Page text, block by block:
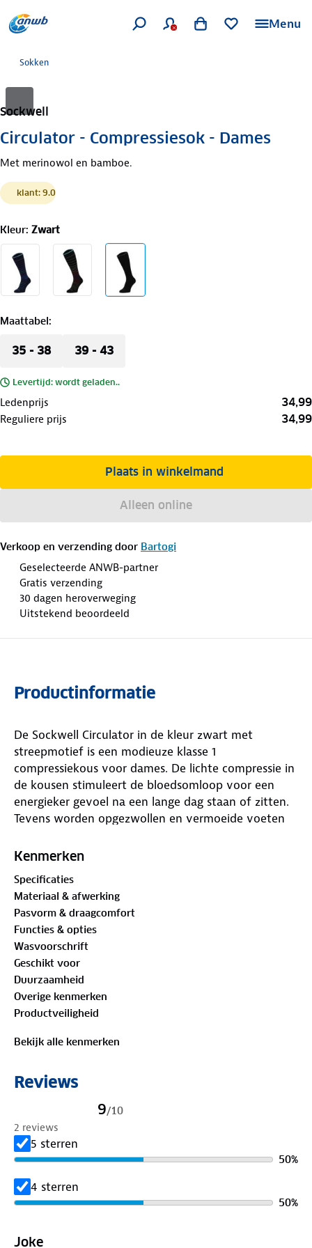
Menu
Sokken
Sockwell
Circulator - Compressiesok - Dames
Met merinowol en bamboe.
klant: 9.0
Kleur: Zwart
Maattabel:
35 - 38 39 - 43
Levertijd: wordt geladen..
Ledenprijs 34,99
Reguliere prijs 34,99
Plaats in winkelmand
Alleen online
Verkoop en verzending door Bartogi
Geselecteerde ANWB-partner
Gratis verzending
30 dagen heroverweging
Uitstekend beoordeeld
Productinformatie
De Sockwell Circulator in de kleur zwart met
streepmotief is een modieuze klasse 1
compressiekous voor dames. De lichte compressie in
de kousen stimuleert de bloedsomloop voor een
energieker gevoel na een lange dag staan of zitten.
Tevens worden opgezwollen en vermoeide voeten
natuurlijke materialen bieden hoog draagcomfort.
Kenmerken
Specificaties
Materiaal & afwerking
Pasvorm & draagcomfort
Functies & opties
Wasvoorschrift
Geschikt voor
Duurzaamheid
Overige kenmerken
Productveiligheid
Bekijk alle kenmerken
Reviews
9/10
2 reviews
5 sterren
50%
4 sterren
50%
Joke